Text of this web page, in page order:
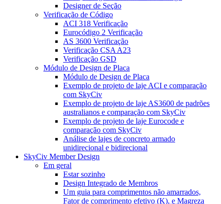
Designer de Seção
Verificação de Código
ACI 318 Verificação
Eurocódigo 2 Verificação
AS 3600 Verificação
Verificação CSA A23
Verificação GSD
Módulo de Design de Placa
Módulo de Design de Placa
Exemplo de projeto de laje ACI e comparação
com SkyCiv
Exemplo de projeto de laje AS3600 de padrões
australianos e comparação com SkyCiv
Exemplo de projeto de laje Eurocode e
comparação com SkyCiv
Análise de lajes de concreto armado
unidirecional e bidirecional
SkyCiv Member Design
Em geral
Estar sozinho
Design Integrado de Membros
Um guia para comprimentos não amarrados,
Fator de comprimento efetivo (K), e Magreza